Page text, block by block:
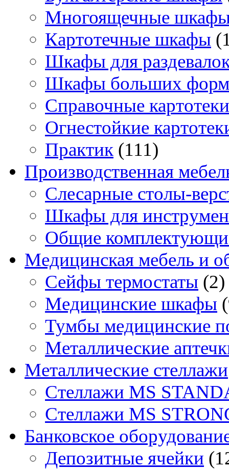
Многоящечные
Картотечные шкафы
Шкафы для
Шкафы больших
Справочные картотеки
Огнестойкие
Практик (111)
Производственная
Слесарные столы-
Шкафы для
Общие
Медицинская мебель и
Сейфы термостаты (2)
Медицинские шкафы
Тумбы медицинские
Металлические
Металлические стеллажи
Стеллажи MS
Стеллажи MS
Банковское
Депозитные ячейки